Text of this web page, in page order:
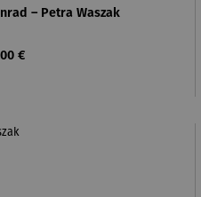
– Petra Waszak
Preis:
€